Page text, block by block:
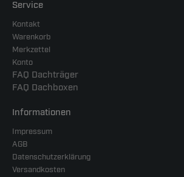
Service
Kontakt
Warenkorb
Merkzettel
Konto
FAQ Dachträger
FAQ Dachboxen
Informationen
Impressum
AGB
Datenschutzerklärung
Versandkosten